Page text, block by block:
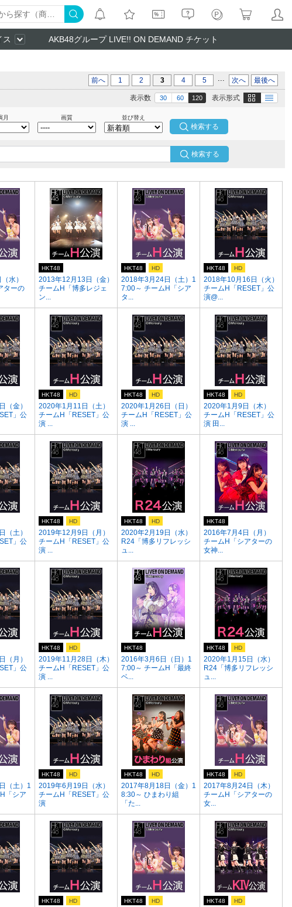
ス AKB48グループ LIVE!! ON DEMAND チケット
前へ 1 2 3 4 5 ... 次へ 最後へ
表示形式 画像 テキスト
表示数 30 60 120
月 画質 並び替え
検索する
水）
ターの
2013年12月13日（金）
チームH「博多レジェ
ン...
HKT48
2018年3月24日（土）1
7:00～ チームH「シア
タ...
HKT48 HD
2018年10月16日（火）
チームH「RESET」公
演@...
HKT48 HD
（金）
」公
2020年1月11日（土）
チームH「RESET」公
演 ...
HKT48 HD
2020年1月26日（日）
チームH「RESET」公
演 ...
HKT48 HD
2020年1月9日（木）
チームH「RESET」公
演 田...
HKT48 HD
（土）
」公
2019年12月9日（月）
チームH「RESET」公
演 ...
HKT48 HD
2020年2月19日（水）
R24「博多リフレッシ
ュ...
HKT48 HD
2016年7月4日（月）
チームH「シアターの
女神...
HKT48
（月）
」公
2019年11月28日（木）
チームH「RESET」公
演 ...
HKT48 HD
2016年3月6日（日）1
7:00～ チームH「最終
ベ...
HKT48
2020年1月15日（水）
R24「博多リフレッシ
ュ...
HKT48 HD
（土）1
「シア
2019年6月19日（水）
チームH「RESET」公
演
HKT48 HD
2017年8月18日（金）1
8:30～ ひまわり組
「た...
HKT48 HD
2017年8月24日（木）
チームH「シアターの
女...
HKT48 HD
HKT48 HD HKT48 HD HKT48 HD